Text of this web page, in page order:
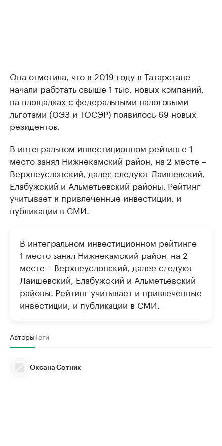
Она отметила, что в 2019 году в Татарстане
начали работать свыше 1 тыс. новых компаний,
на площадках с федеральными налоговыми
льготами (ОЭЗ и ТОСЭР) появилось 69 новых
резидентов.
В интегральном инвестиционном рейтинге 1
место занял Нижнекамский район, на 2 месте –
Верхнеуслонский, далее следуют Лаишевский,
Елабужский и Альметьевский районы. Рейтинг
учитывает и привлеченные инвестиции, и
публикации в СМИ.
В интегральном инвестиционном рейтинге
1 место занял Нижнекамский район, на 2
месте – Верхнеуслонский, далее следуют
Лаишевский, Елабужский и Альметьевский
районы. Рейтинг учитывает и привлеченные
инвестиции, и публикации в СМИ.
АвторыТеги
Оксана Сотник